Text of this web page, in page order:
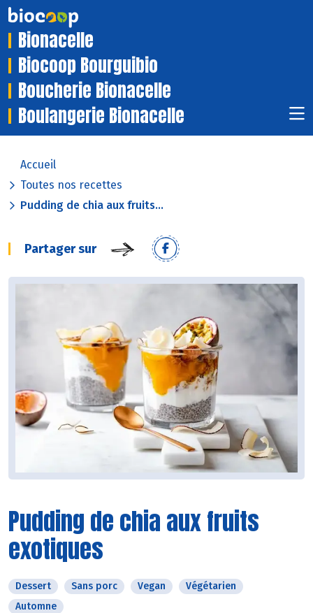
Bionacelle
Biocoop Bourguibio
Boucherie Bionacelle
Boulangerie Bionacelle
Accueil
Toutes nos recettes
Pudding de chia aux fruits...
Partager sur
Pudding de chia aux fruits
exotiques
Dessert Sans porc Vegan
Végétarien
Automne